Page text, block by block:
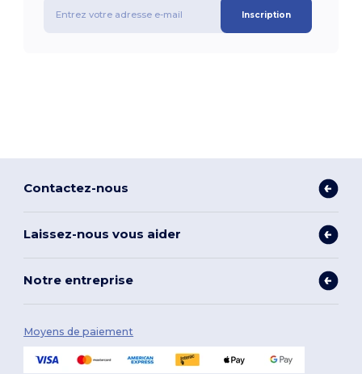
Inscription
Contactez-nous
Laissez-nous vous aider
Notre entreprise
Moyens de paiement